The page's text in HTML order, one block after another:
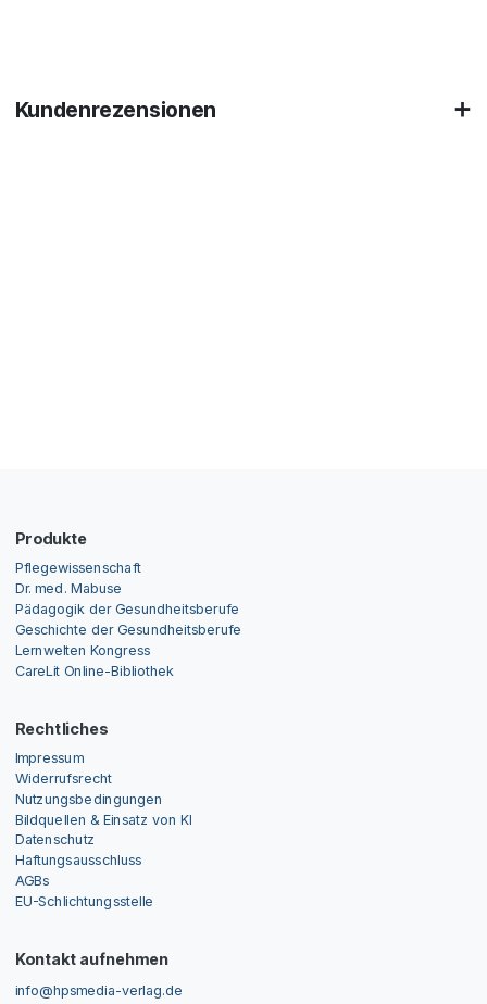
Kundenrezensionen
Produkte
Pflegewissenschaft
Dr. med. Mabuse
Pädagogik der Gesundheitsberufe
Geschichte der Gesundheitsberufe
Lernwelten Kongress
CareLit Online-Bibliothek
Rechtliches
Impressum
Widerrufsrecht
Nutzungsbedingungen
Bildquellen & Einsatz von KI
Datenschutz
Haftungsausschluss
AGBs
EU-Schlichtungsstelle
Kontakt aufnehmen
info@hpsmedia-verlag.de